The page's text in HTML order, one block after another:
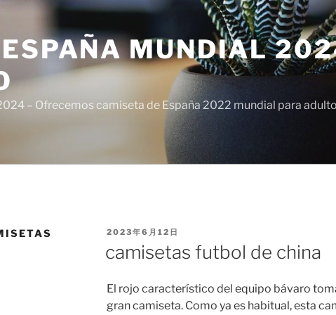
MUNDIAL
– Ofrecemos camiseta de España 2022 mundial para
PUBLICADO
2023年6月12日
camisetas futbol de china
El rojo característico del equipo bávaro
gran camiseta. Como ya es habitual, esta